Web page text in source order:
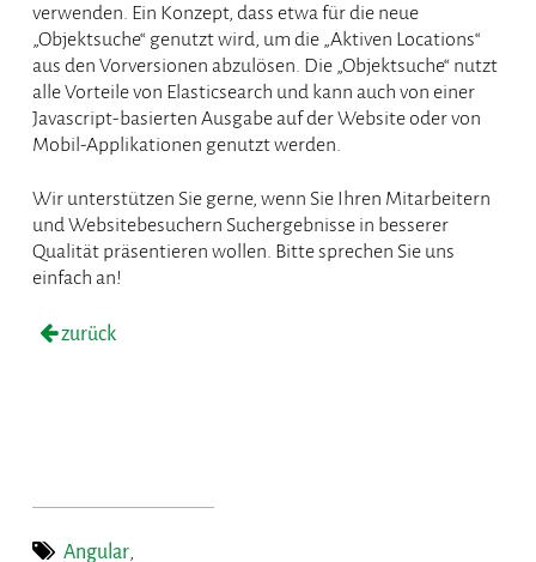
verwenden. Ein Konzept, dass etwa für die neue
„Objektsuche“ genutzt wird, um die „Aktiven Locations“
aus den Vorversionen abzulösen. Die „Objektsuche“ nutzt
alle Vorteile von Elasticsearch und kann auch von einer
Javascript-basierten Ausgabe auf der Website oder von
Mobil-Applikationen genutzt werden.
Wir unterstützen Sie gerne, wenn Sie Ihren Mitarbeitern
und Websitebesuchern Suchergebnisse in besserer
Qualität präsentieren wollen. Bitte sprechen Sie uns
einfach an!
zurück
Angular,